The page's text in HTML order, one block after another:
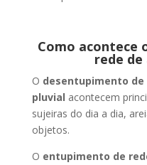
Como acontece
rede de
O desentupimento de
pluvial acontecem
sujeiras do dia a dia,
objetos.
O entupimento de